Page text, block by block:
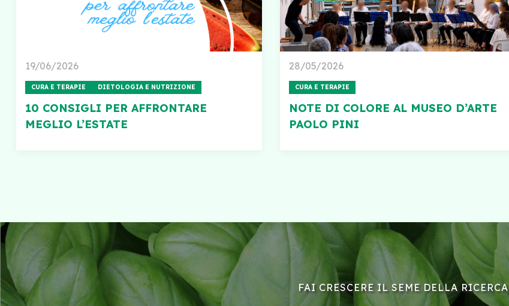
19/06/2026
CURA E TERAPIE DIETOLOGIA E NUTRIZIONE
10 CONSIGLI PER AFFRONTARE
MEGLIO L’ESTATE
28/05/2026
CURA E TERAPIE
NOTE DI COLORE AL MUSEO D’ARTE
PAOLO PINI
FAI CRESCERE IL SEME DELLA RICERCA